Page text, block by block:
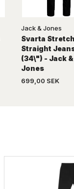
Jack & Jones
Svarta
Straight
(34\") - Jack &
Jones
699,00 SEK